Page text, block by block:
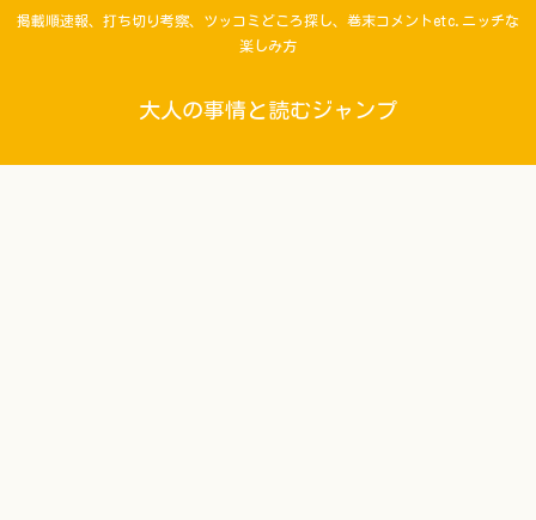
掲載順速報、打ち切り考察、ツッコミどころ探し、巻末コメントetc.ニッチな
楽しみ方
大人の事情と読むジャンプ